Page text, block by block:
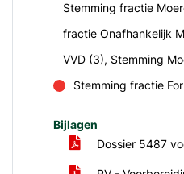
Stemming fractie
fractie Onafhankelijk
VVD (3), Stemming
Stemming fractie
Bijlagen
Dossier 5487